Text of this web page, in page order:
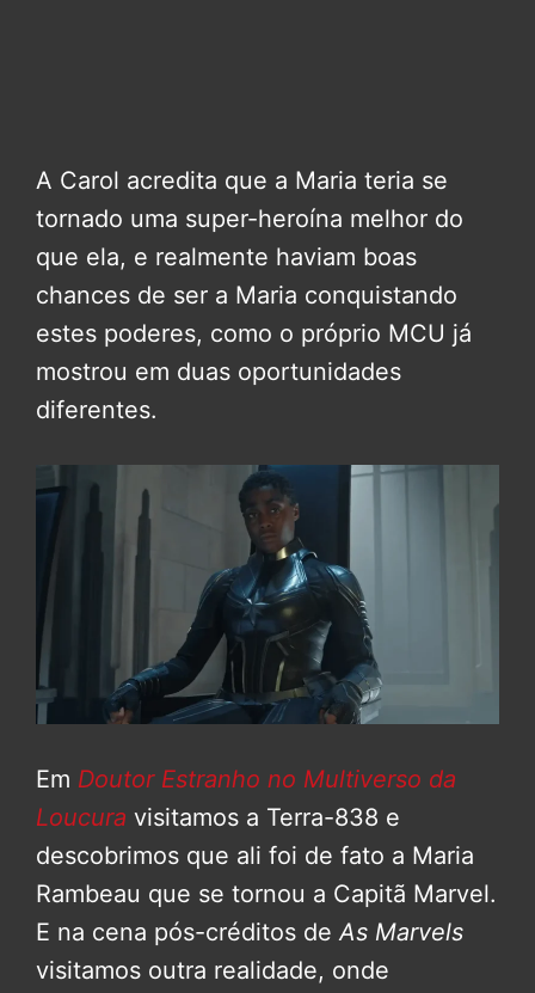
A Carol acredita que a Maria teria se
tornado uma super-heroína melhor do
que ela, e realmente haviam boas
chances de ser a Maria conquistando
estes poderes, como o próprio MCU já
mostrou em duas oportunidades
diferentes.
Em Doutor Estranho no Multiverso da
Loucura visitamos a Terra-838 e
descobrimos que ali foi de fato a Maria
Rambeau que se tornou a Capitã Marvel.
E na cena pós-créditos deAs Marvels
visitamos outra realidade, onde